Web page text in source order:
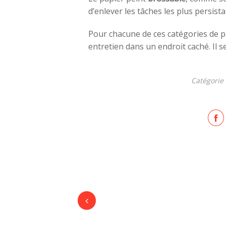
d’enlever les tâches les plus
Pour chacune de ces catégories
entretien dans un endroit caché. Il
Catégorie